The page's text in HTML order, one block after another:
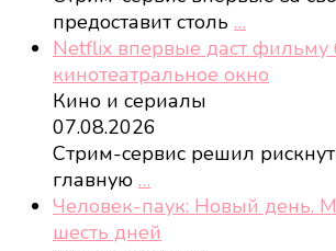
предоставит столь …
Netflix впервые даст фильму
кинотеатральное окно
Кино и сериалы
07.08.2026
Стрим-сервис решил
главную …
Человек-паук: Новый день.
шесть дней